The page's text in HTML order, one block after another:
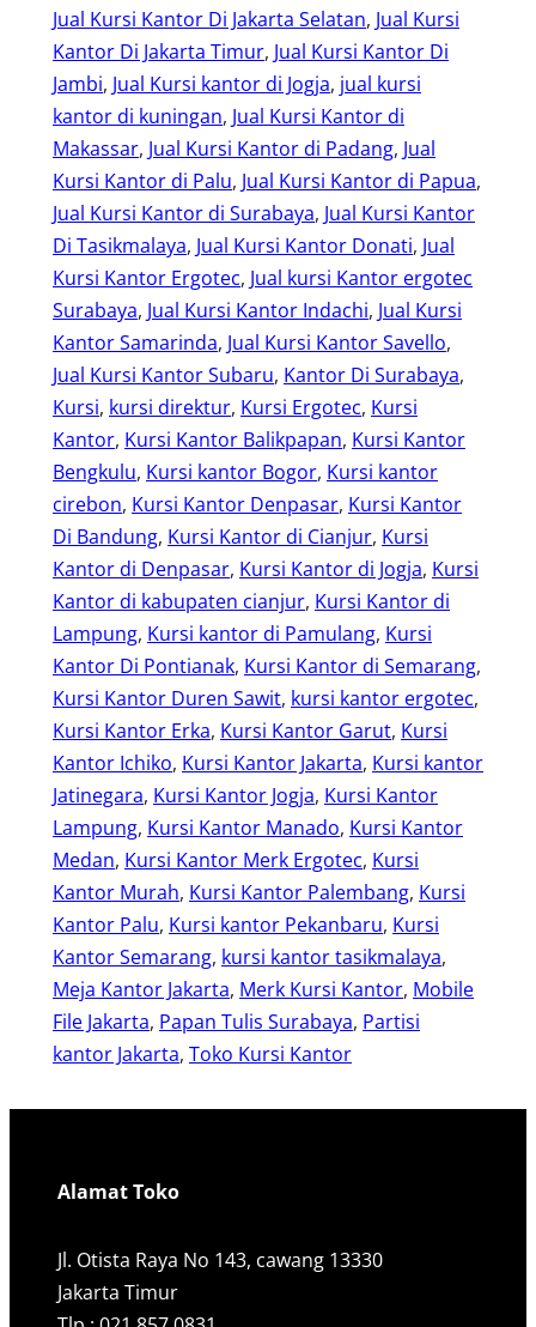
Jual Kursi Kantor Di Jakarta Selatan, Jual Kursi
Kantor Di Jakarta Timur, Jual Kursi Kantor Di
Jambi, Jual Kursi kantor di Jogja, jual kursi
kantor di kuningan, Jual Kursi Kantor di
Makassar, Jual Kursi Kantor di Padang, Jual
Kursi Kantor di Palu, Jual Kursi Kantor di Papua
Jual Kursi Kantor di Surabaya, Jual Kursi Kantor
Di Tasikmalaya, Jual Kursi Kantor Donati, Jual
Kursi Kantor Ergotec, Jual kursi Kantor ergotec
Surabaya, Jual Kursi Kantor Indachi, Jual Kursi
Kantor Samarinda, Jual Kursi Kantor Savello
Jual Kursi Kantor Subaru, Kantor Di Surabaya
Kursi, kursi direktur, Kursi Ergotec, Kursi
Kantor, Kursi Kantor Balikpapan, Kursi Kantor
Bengkulu, Kursi kantor Bogor, Kursi kantor
cirebon, Kursi Kantor Denpasar, Kursi Kantor
Di Bandung, Kursi Kantor di Cianjur, Kursi
Kantor di Denpasar, Kursi Kantor di Jogja, Kursi
Kantor di kabupaten cianjur, Kursi Kantor di
Lampung, Kursi kantor di Pamulang, Kursi
Kantor Di Pontianak, Kursi Kantor di Semarang
Kursi Kantor Duren Sawit, kursi kantor ergotec
Kursi Kantor Erka, Kursi Kantor Garut, Kursi
Kantor Ichiko, Kursi Kantor Jakarta, Kursi kantor
Jatinegara, Kursi Kantor Jogja, Kursi Kantor
Lampung, Kursi Kantor Manado, Kursi Kantor
Medan, Kursi Kantor Merk Ergotec, Kursi
Kantor Murah, Kursi Kantor Palembang, Kursi
Kantor Palu, Kursi kantor Pekanbaru, Kursi
Kantor Semarang, kursi kantor tasikmalaya
Meja Kantor Jakarta, Merk Kursi Kantor, Mobile
File Jakarta, Papan Tulis Surabaya, Partisi
kantor Jakarta, Toko Kursi Kantor
Alamat Toko
Jl. Otista Raya No 143, cawang 13330
Jakarta Timur